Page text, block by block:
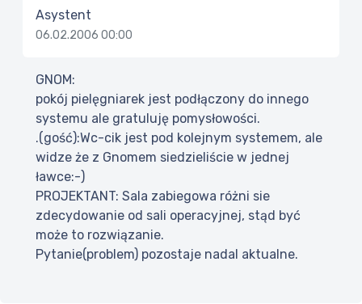
Asystent
06.02.2006 00:00
GNOM:
pokój pielęgniarek jest podłączony do innego
systemu ale gratuluję pomysłowości.
.(gość):Wc-cik jest pod kolejnym systemem, ale
widze że z Gnomem siedzieliście w jednej
ławce:-)
PROJEKTANT: Sala zabiegowa różni sie
zdecydowanie od sali operacyjnej, stąd być
może to rozwiązanie.
Pytanie(problem) pozostaje nadal aktualne.